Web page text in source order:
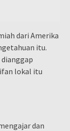
dari Amerika
itu.
lokal itu
dan